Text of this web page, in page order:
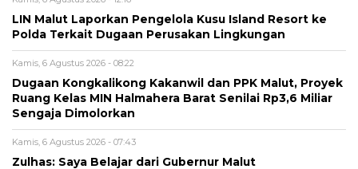
LIN Malut Laporkan Pengelola Kusu Island Resort ke
Polda Terkait Dugaan Perusakan Lingkungan
Kamis, 6 Agustus 2026 - 08:22
Dugaan Kongkalikong Kakanwil dan PPK Malut, Proyek
Ruang Kelas MIN Halmahera Barat Senilai Rp3,6 Miliar
Sengaja Dimolorkan
Kamis, 6 Agustus 2026 - 07:43
Zulhas: Saya Belajar dari Gubernur Malut